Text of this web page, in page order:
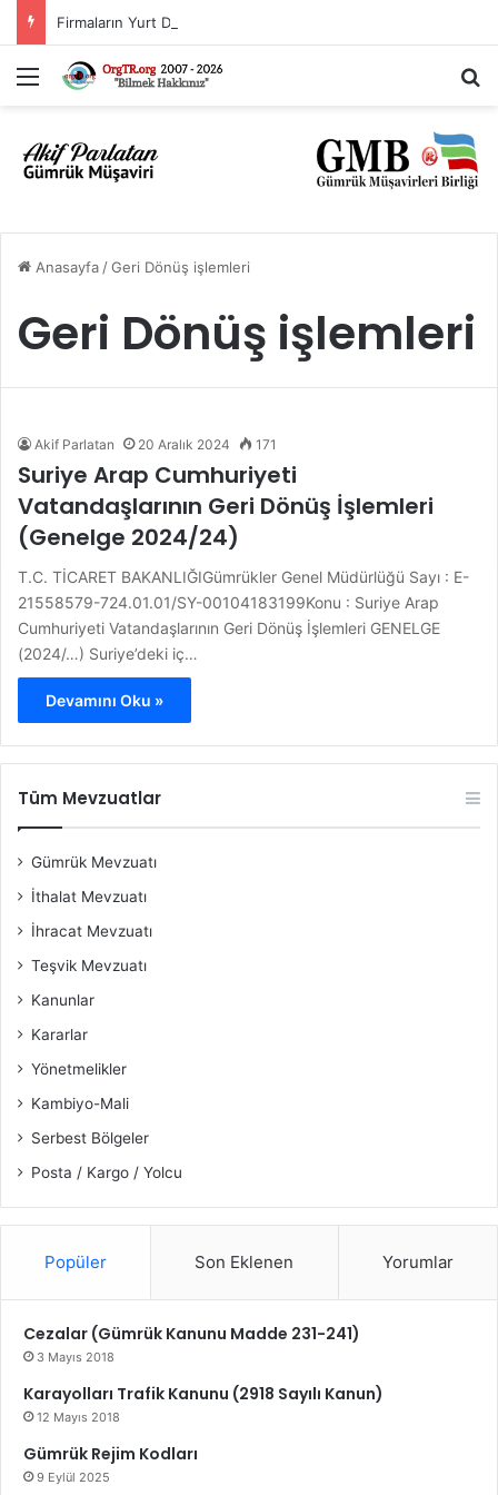
Menü
Anasayfa/Geri Dönüş işlemleri
Geri Dönüş işlemleri
Akif Parlatan 20 Aralık 2024 171
Suriye Arap Cumhuriyeti
Vatandaşlarının Geri Dönüş İşlemleri
(Genelge 2024/24)
T.C. TİCARET BAKANLIĞIGümrükler Genel Müdürlüğü Sayı : E-
21558579-724.01.01/SY-00104183199Konu : Suriye Arap
Cumhuriyeti Vatandaşlarının Geri Dönüş İşlemleri GENELGE
(2024/…) Suriye’deki iç…
Devamını Oku »
Tüm Mevzuatlar
Gümrük Mevzuatı
İthalat Mevzuatı
İhracat Mevzuatı
Teşvik Mevzuatı
Kanunlar
Kararlar
Yönetmelikler
Kambiyo-Mali
Serbest Bölgeler
Posta / Kargo / Yolcu
Popüler Son Eklenen Yorumlar
Cezalar (Gümrük Kanunu Madde 231-241)
3 Mayıs 2018
Karayolları Trafik Kanunu (2918 Sayılı Kanun)
12 Mayıs 2018
Gümrük Rejim Kodları
9 Eylül 2025